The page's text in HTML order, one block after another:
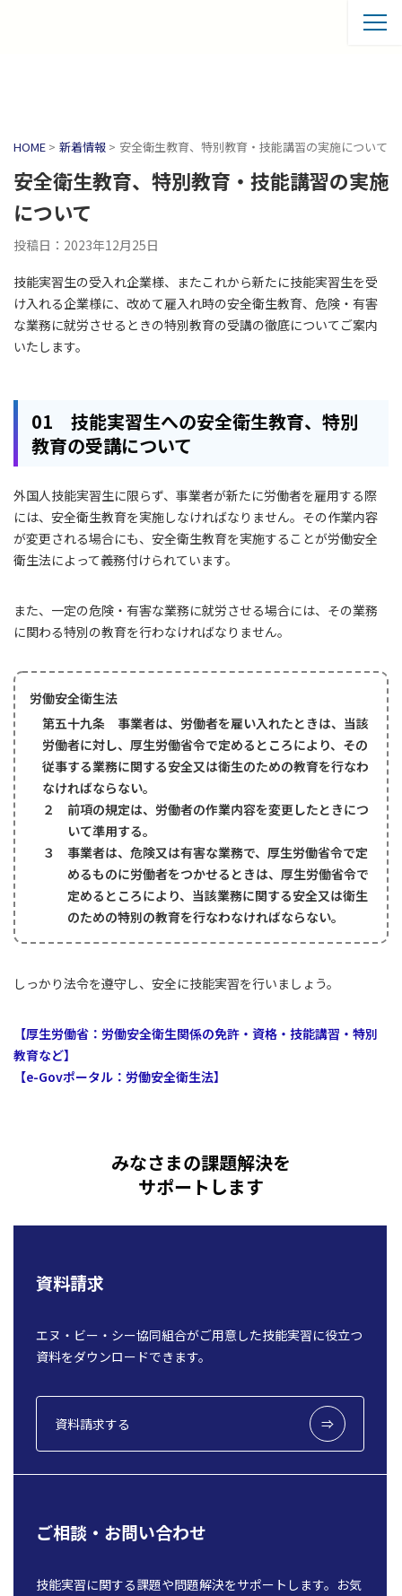
HOME > 新着情報 > 安全衛生教育、特別教育・技能講習の実施について
安全衛生教育、特別教育・技能講習の実施
について
投稿日：2023年12月25日
技能実習生の受入れ企業様、またこれから新たに技能実習生を受
け入れる企業様に、改めて雇入れ時の安全衛生教育、危険・有害
な業務に就労させるときの特別教育の受講の徹底についてご案内
いたします。
01 技能実習生への安全衛生教育、特別
教育の受講について
外国人技能実習生に限らず、事業者が新たに労働者を雇用する際
には、安全衛生教育を実施しなければなりません。その作業内容
が変更される場合にも、安全衛生教育を実施することが労働安全
衛生法によって義務付けられています。
また、一定の危険・有害な業務に就労させる場合には、その業務
に関わる特別の教育を行わなければなりません。
労働安全衛生法
第五十九条 事業者は、労働者を雇い入れたときは、当該
労働者に対し、厚生労働省令で定めるところにより、その
従事する業務に関する安全又は衛生のための教育を行なわ
なければならない。
２ 前項の規定は、労働者の作業内容を変更したときにつ
いて準用する。
３ 事業者は、危険又は有害な業務で、厚生労働省令で定
めるものに労働者をつかせるときは、厚生労働省令で
定めるところにより、当該業務に関する安全又は衛生
のための特別の教育を行なわなければならない。
しっかり法令を遵守し、安全に技能実習を行いましょう。
【厚生労働省：労働安全衛生関係の免許・資格・技能講習・特別
教育など】
【e-Govポータル：労働安全衛生法】
みなさまの課題解決を
サポートします
資料請求
エヌ・ビー・シー協同組合がご用意した技能実習に役立つ
資料をダウンロードできます。
資料請求する
ご相談・お問い合わせ
技能実習に関する課題や問題解決をサポートします。お気